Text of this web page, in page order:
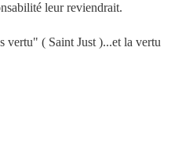
leur reviendrait.
vertu" ( Saint Just )...et la vertu